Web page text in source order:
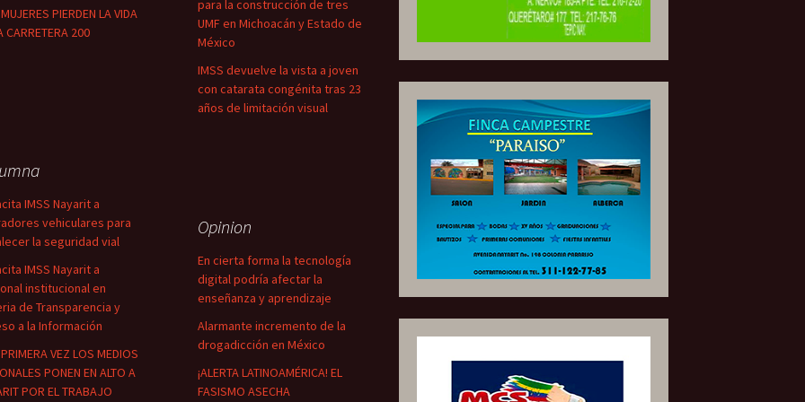
PIERDEN LA VIDA
CARRETERA 200
para la construcción de tres
UMF en Michoacán y Estado de
México
IMSS devuelve la vista a joven
con catarata congénita tras 23
años de limitación visual
IMSS Nayarit a
vehiculares para
la seguridad vial
IMSS Nayarit a
institucional en
de Transparencia y
a la Información
VEZ LOS MEDIOS
PONEN EN ALTO A
POR EL TRABAJO
Opinion
En cierta forma la tecnología
digital podría afectar la
enseñanza y aprendizaje
Alarmante incremento de la
drogadicción en México
¡ALERTA LATINOAMÉRICA! EL
FASISMO ASECHA